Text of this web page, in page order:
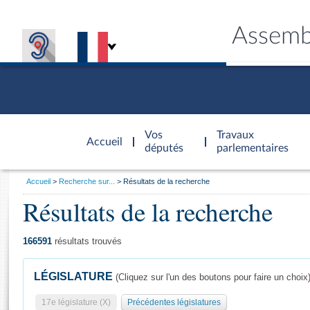
Accueil
d'accueil
Vos
députés
Travaux
parlementaires
Général
Vous
Accueil Recherche sur... Résultats de la recherche
Résultats de la recherche
166591 résultats trouvés
LÉGISLATURE (Cliquez sur l'un des boutons pour faire un choix)
17e législature (X) Précédentes législatures